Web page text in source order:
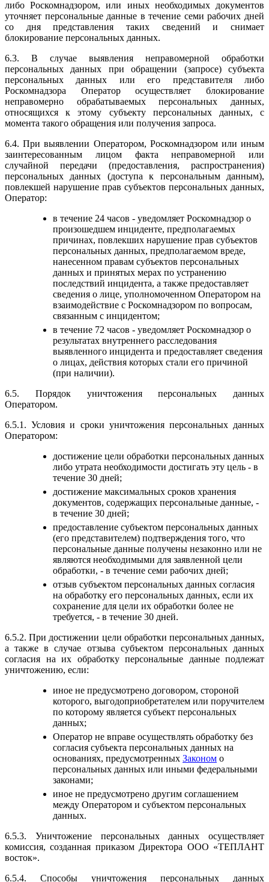
либо Роскомнадзором, или иных необходимых документов
уточняет персональные данные в течение семи рабочих дней
со дня представления таких сведений и снимает
блокирование персональных данных.
6.3. В случае выявления неправомерной обработки
персональных данных при обращении (запросе) субъекта
персональных данных или его представителя либо
Роскомнадзора Оператор осуществляет блокирование
неправомерно обрабатываемых персональных данных,
относящихся к этому субъекту персональных данных, с
момента такого обращения или получения запроса.
6.4. При выявлении Оператором, Роскомнадзором или иным
заинтересованным лицом факта неправомерной или
случайной передачи (предоставления, распространения)
персональных данных (доступа к персональным данным),
повлекшей нарушение прав субъектов персональных данных,
Оператор:
в течение 24 часов - уведомляет Роскомнадзор о
произошедшем инциденте, предполагаемых
причинах, повлекших нарушение прав субъектов
персональных данных, предполагаемом вреде,
нанесенном правам субъектов персональных
данных и принятых мерах по устранению
последствий инцидента, а также предоставляет
сведения о лице, уполномоченном Оператором на
взаимодействие с Роскомнадзором по вопросам,
связанным с инцидентом;
в течение 72 часов - уведомляет Роскомнадзор о
результатах внутреннего расследования
выявленного инцидента и предоставляет сведения
о лицах, действия которых стали его причиной
(при наличии).
6.5. Порядок уничтожения персональных данных
Оператором.
6.5.1. Условия и сроки уничтожения персональных данных
Оператором:
достижение цели обработки персональных данных
либо утрата необходимости достигать эту цель - в
течение 30 дней;
достижение максимальных сроков хранения
документов, содержащих персональные данные, -
в течение 30 дней;
предоставление субъектом персональных данных
(его представителем) подтверждения того, что
персональные данные получены незаконно или не
являются необходимыми для заявленной цели
обработки, - в течение семи рабочих дней;
отзыв субъектом персональных данных согласия
на обработку его персональных данных, если их
сохранение для цели их обработки более не
требуется, - в течение 30 дней.
6.5.2. При достижении цели обработки персональных данных,
а также в случае отзыва субъектом персональных данных
согласия на их обработку персональные данные подлежат
уничтожению, если:
иное не предусмотрено договором, стороной
которого, выгодоприобретателем или поручителем
по которому является субъект персональных
данных;
Оператор не вправе осуществлять обработку без
согласия субъекта персональных данных на
основаниях, предусмотренных Законом о
персональных данных или иными федеральными
законами;
иное не предусмотрено другим соглашением
между Оператором и субъектом персональных
данных.
6.5.3. Уничтожение персональных данных осуществляет
комиссия, созданная приказом Директора ООО «ТЕПЛАНТ
восток».
6.5.4. Способы уничтожения персональных данных